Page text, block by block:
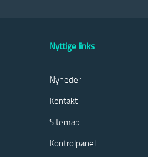
Nyttige links
Nyheder
Kontakt
Sitemap
Kontrolpanel